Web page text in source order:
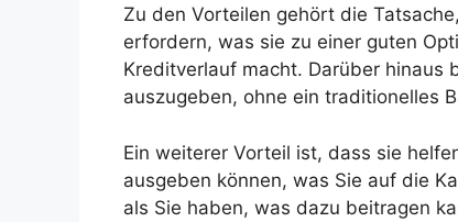
Zu den Vorteilen gehört die
erfordern, was sie zu einer guten
Kreditverlauf macht. Darüber hinaus
auszugeben, ohne ein traditionelles
Ein weiterer Vorteil ist, dass sie
ausgeben können, was Sie auf die
als Sie haben, was dazu beitragen